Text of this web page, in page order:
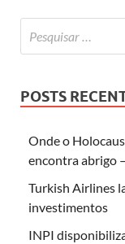
POSTS
Onde o
encontra abrigo
Turkish Airlines
investimentos
INPI